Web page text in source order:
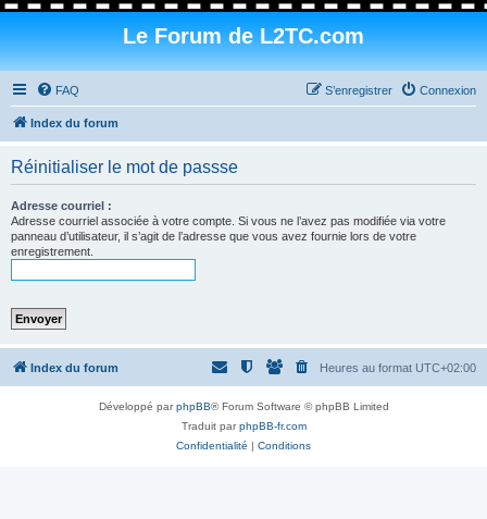
Le Forum de L2TC.com
FAQ Connexion
S’enregistrer
Index du forum
Réinitialiser le mot de passse
Adresse courriel :
Adresse courriel associée à votre compte. Si vous ne l’avez pas modifiée via votre
panneau d’utilisateur, il s’agit de l’adresse que vous avez fournie lors de votre
enregistrement.
Index du forum Heures au format UTC+02:00
Développé parphpBB® Forum Software © phpBB Limited
Traduit parphpBB-fr.com
Confidentialité | Conditions